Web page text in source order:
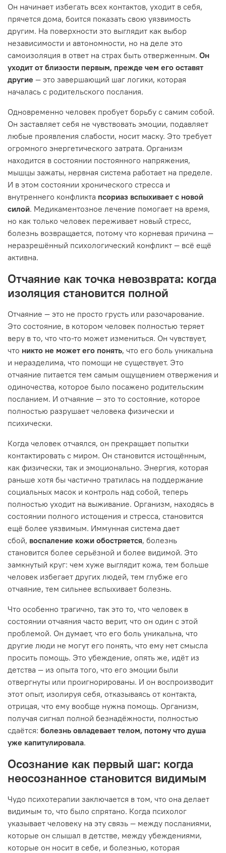
Он начинает избегать всех контактов, уходит в себя,
прячется дома, боится показать свою уязвимость
другим. На поверхности это выглядит как выбор
независимости и автономности, но на деле это
самоизоляция в ответ на страх быть отверженным. Он
уходит от близости первым, прежде чем его оставят
другие — это завершающий шаг логики, которая
началась с родительского послания.
Одновременно человек пробует борьбу с самим собой.
Он заставляет себя не чувствовать эмоции, подавляет
любые проявления слабости, носит маску. Это требует
огромного энергетического затрата. Организм
находится в состоянии постоянного напряжения,
мышцы зажаты, нервная система работает на пределе.
И в этом состоянии хронического стресса и
внутреннего конфликта псориаз вспыхивает с новой
силой. Медикаментозное лечение помогает на время,
но как только человек переживает новый стресс,
болезнь возвращается, потому что корневая причина —
неразрешённый психологический конфликт — всё ещё
активна.
Отчаяние как точка невозврата: когда
изоляция становится полной
Отчаяние — это не просто грусть или разочарование.
Это состояние, в котором человек полностью теряет
веру в то, что что-то может измениться. Он чувствует,
что никто не может его понять, что его боль уникальна
и неразделима, что помощи не существует. Это
отчаяние питается тем самым ощущением отвержения и
одиночества, которое было посажено родительским
посланием. И отчаяние — это то состояние, которое
полностью разрушает человека физически и
психически.
Когда человек отчаялся, он прекращает попытки
контактировать с миром. Он становится истощённым,
как физически, так и эмоционально. Энергия, которая
раньше хотя бы частично тратилась на поддержание
социальных масок и контроль над собой, теперь
полностью уходит на выживание. Организм, находясь в
состоянии полного истощения и стресса, становится
ещё более уязвимым. Иммунная система дает
сбой, воспаление кожи обостряется, болезнь
становится более серьёзной и более видимой. Это
замкнутый круг: чем хуже выглядит кожа, тем больше
человек избегает других людей, тем глубже его
отчаяние, тем сильнее вспыхивает болезнь.
Что особенно трагично, так это то, что человек в
состоянии отчаяния часто верит, что он один с этой
проблемой. Он думает, что его боль уникальна, что
другие люди не могут его понять, что ему нет смысла
просить помощь. Это убеждение, опять же, идёт из
детства — из опыта того, что его эмоции были
отвергнуты или проигнорированы. И он воспроизводит
этот опыт, изолируя себя, отказываясь от контакта,
отрицая, что ему вообще нужна помощь. Организм,
получая сигнал полной безнадёжности, полностью
сдаётся: болезнь овладевает телом, потому что душа
уже капитулировала.
Осознание как первый шаг: когда
неосознанное становится видимым
Чудо психотерапии заключается в том, что она делает
видимым то, что было спрятано. Когда психолог
указывает человеку на эту связь — между посланиями,
которые он слышал в детстве, между убеждениями,
которые он носит в себе, и болезнью, которая